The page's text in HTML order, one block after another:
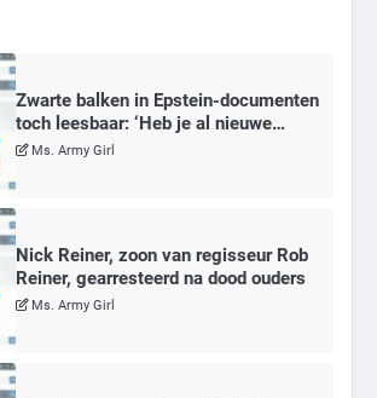
Zwarte balken in Epstein-documenten
toch leesbaar: ‘Heb je al nieuwe
ongepaste vrienden voor me?’
Ms. Army Girl
Nick Reiner, zoon van regisseur Rob
Reiner, gearresteerd na dood ouders
Ms. Army Girl